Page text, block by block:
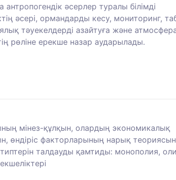
әсерлер туралы білімді
әсері, ормандарды кесу, мониторинг,
тәуекелдерді азайтуға және
рөліне ерекше назар аударылады.
мінез-құлқын, олардың экономикалық
өндіріс факторларының нарық
талдауды қамтиды: монополия,